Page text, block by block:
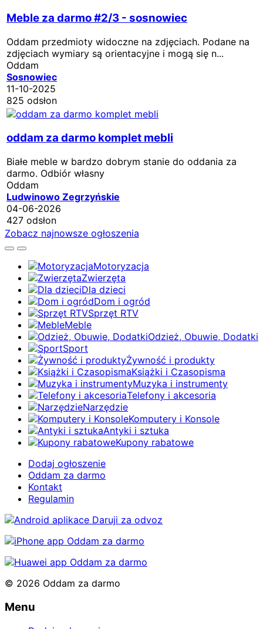
Meble za darmo #2/3 - sosnowiec
Oddam przedmioty widoczne na zdjęciach. Podane na
zdjęciach wymiary są orientacyjne i mogą się n...
Oddam
Sosnowiec
11-10-2025
825 odsłon
oddam za darmo komplet mebli
Białe meble w bardzo dobrym stanie do oddania za
darmo. Odbiór własny
Oddam
Ludwinowo Zegrzyńskie
04-06-2026
427 odsłon
Zobacz najnowsze ogłoszenia
Motoryzacja
Zwierzęta
Dla dzieci
Dom i ogród
Sprzęt RTV
Meble
Odzież, Obuwie, Dodatki
Sport
Żywność i produkty
Książki i Czasopisma
Muzyka i instrumenty
Telefony i akcesoria
Narzędzie
Komputery i Konsole
Antyki i sztuka
Kupony rabatowe
Dodaj ogłoszenie
Oddam za darmo
Kontakt
Regulamin
© 2026 Oddam za darmo
Menu